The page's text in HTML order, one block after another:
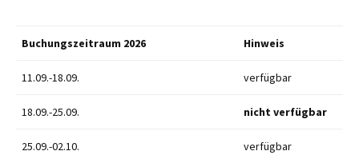
Buchungszeitraum 2026 Hinweis
11.09.-18.09. verfügbar
18.09.-25.09. nicht verfügbar
25.09.-02.10. verfügbar